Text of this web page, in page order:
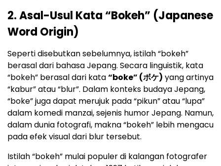
2. Asal-Usul Kata “Bokeh” (Japanese
Word Origin)
Seperti disebutkan sebelumnya, istilah “bokeh”
berasal dari bahasa Jepang. Secara linguistik, kata
“bokeh” berasal dari kata“boke” (ボケ) yang artinya
“kabur” atau “blur”. Dalam konteks budaya Jepang,
“boke” juga dapat merujuk pada “pikun” atau “lupa”
dalam komedi manzai, sejenis humor Jepang. Namun,
dalam dunia fotografi, makna “bokeh” lebih mengacu
pada efek visual dari blur tersebut.
Istilah “bokeh” mulai populer di kalangan fotografer